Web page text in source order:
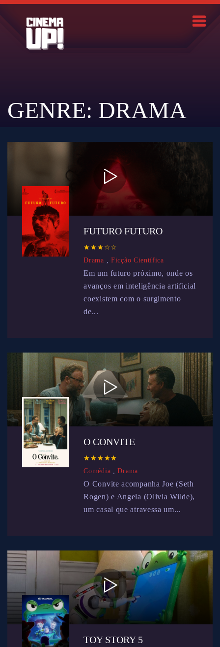
Skip
GENRE: DRAMA
FUTURO FUTURO
☆ ☆ ☆ ☆☆
★ ★ ★ ★★
Drama , Ficção Científica
Em um futuro próximo, onde os
avanços em inteligência artificial
coexistem com o surgimento
de...
O CONVITE
☆ ☆ ☆ ☆☆
★ ★ ★ ★★
Comédia ,Drama
O Convite acompanha Joe (Seth
Rogen) e Angela (Olivia Wilde),
um casal que atravessa um...
TOY STORY 5